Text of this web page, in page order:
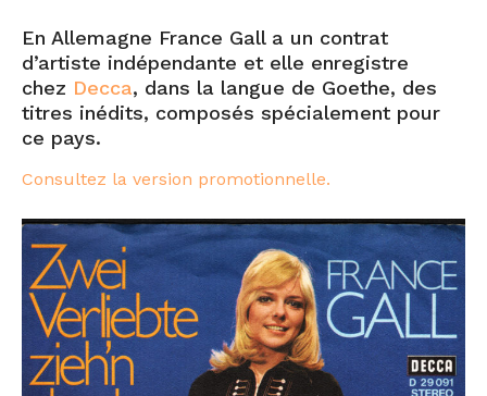
En Allemagne France Gall a un contrat
d’artiste indépendante et elle enregistre
chez Decca, dans la langue de Goethe, des
titres inédits, composés spécialement pour
ce pays.
Consultez la version promotionnelle.